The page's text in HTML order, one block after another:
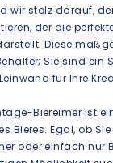
wir stolz darauf,
der die
Diese
Sie sind ein
für Ihre
Biereimer ist
Bieres. Egal, ob Sie
oder einfach nur